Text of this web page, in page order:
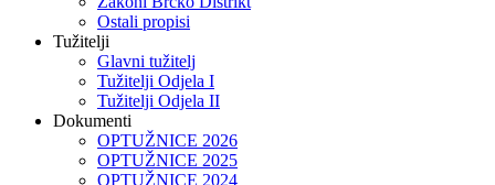
Ostali propisi
Tužitelji
Glavni tužitelj
Tužitelji Odjela I
Tužitelji Odjela II
Dokumenti
OPTUŽNICE 2026
OPTUŽNICE 2025
OPTUŽNICE 2024